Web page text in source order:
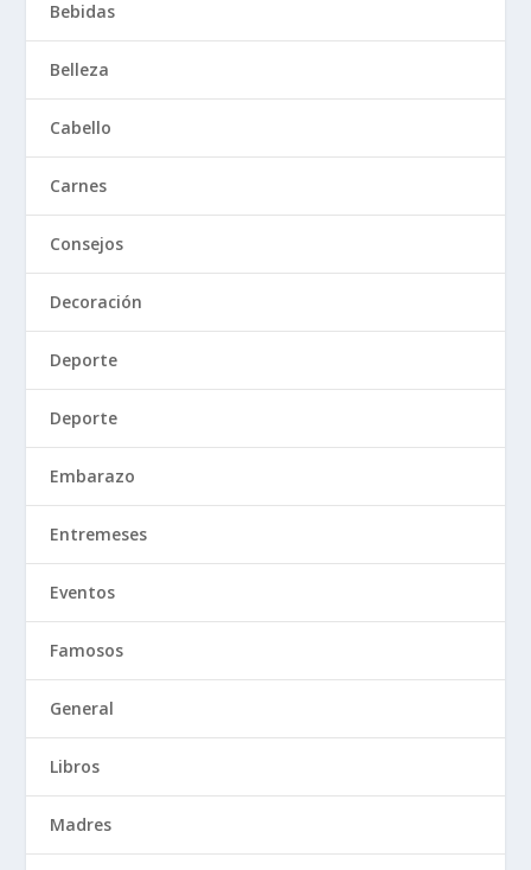
Bebidas
Belleza
Cabello
Carnes
Consejos
Decoración
Deporte
Deporte
Embarazo
Entremeses
Eventos
Famosos
General
Libros
Madres